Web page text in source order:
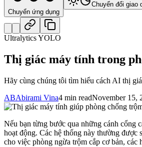
Chuyển ứng dụng
Chuyển đổi giao
Ultralytics YOLO
Thị giác máy tính trong
Hãy cùng chúng tôi tìm hiểu cách AI thị
ABAbirami Vina4 min readNovember 15,
Nếu bạn từng bước qua những cánh cổng
hoạt động. Các hệ thống này thường được
cho việc phòng ngừa trộm cắp cơ bản,